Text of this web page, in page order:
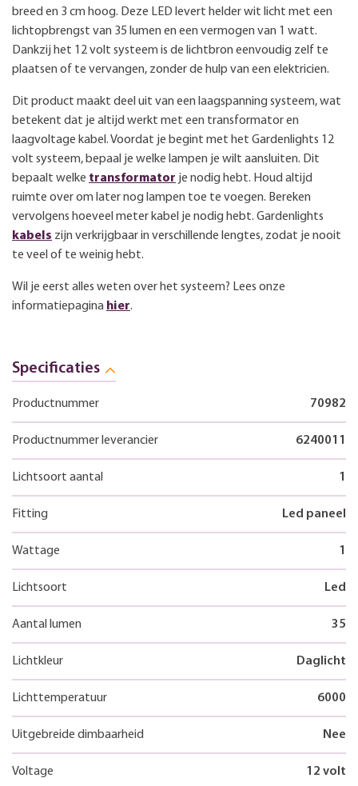
breed en 3 cm hoog. Deze LED levert helder wit licht met een
lichtopbrengst van 35 lumen en een vermogen van 1 watt.
Dankzij het 12 volt systeem is de lichtbron eenvoudig zelf te
plaatsen of te vervangen, zonder de hulp van een elektricien.
Dit product maakt deel uit van een laagspanning systeem, wat
betekent dat je altijd werkt met een transformator en
laagvoltage kabel. Voordat je begint met het Gardenlights 12
volt systeem, bepaal je welke lampen je wilt aansluiten. Dit
bepaalt welke transformator je nodig hebt. Houd altijd
ruimte over om later nog lampen toe te voegen. Bereken
vervolgens hoeveel meter kabel je nodig hebt. Gardenlights
kabels zijn verkrijgbaar in verschillende lengtes, zodat je nooit
te veel of te weinig hebt.
Wil je eerst alles weten over het systeem? Lees onze
informatiepagina hier.
Specificaties
Productnummer 70982
Productnummer leverancier 6240011
Lichtsoort aantal 1
Fitting Led paneel
Wattage 1
Lichtsoort Led
Aantal lumen 35
Lichtkleur Daglicht
Lichttemperatuur 6000
Uitgebreide dimbaarheid Nee
Voltage 12 volt